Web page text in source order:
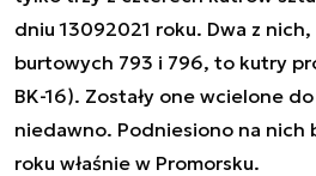
dniu 13092021 roku. Dwa z
burtowych 793 i 796, to kutry
BK-16). Zostały one wcielone do
niedawno. Podniesiono na nich
roku właśnie w Promorsku.